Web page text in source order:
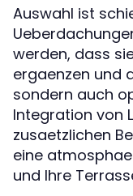
Auswahl ist
werden, dass
ergaenzen und
sondern auch
Integration von
zusaetzlichen
eine
und Ihre